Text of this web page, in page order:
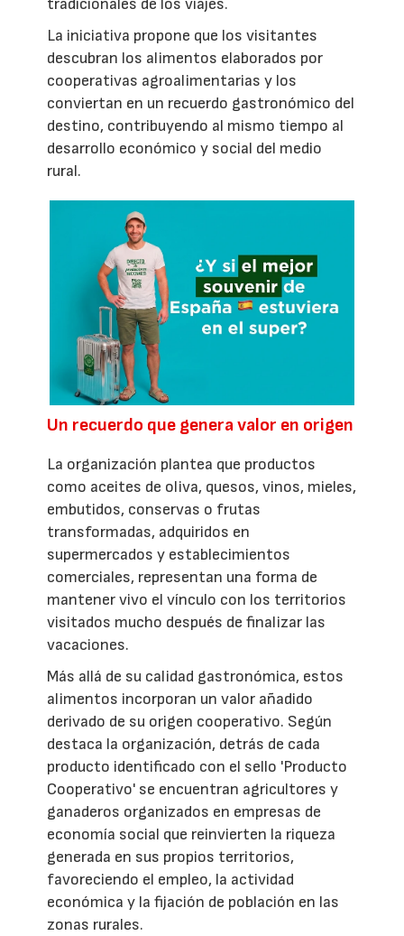
tradicionales de los viajes.
La iniciativa propone que los visitantes
descubran los alimentos elaborados por
cooperativas agroalimentarias y los
conviertan en un recuerdo gastronómico del
destino, contribuyendo al mismo tiempo al
desarrollo económico y social del medio
rural.
Un recuerdo que genera valor en origen
La organización plantea que productos
como aceites de oliva, quesos, vinos, mieles,
embutidos, conservas o frutas
transformadas, adquiridos en
supermercados y establecimientos
comerciales, representan una forma de
mantener vivo el vínculo con los territorios
visitados mucho después de finalizar las
vacaciones.
Más allá de su calidad gastronómica, estos
alimentos incorporan un valor añadido
derivado de su origen cooperativo. Según
destaca la organización, detrás de cada
producto identificado con el sello 'Producto
Cooperativo' se encuentran agricultores y
ganaderos organizados en empresas de
economía social que reinvierten la riqueza
generada en sus propios territorios,
favoreciendo el empleo, la actividad
económica y la fijación de población en las
zonas rurales.